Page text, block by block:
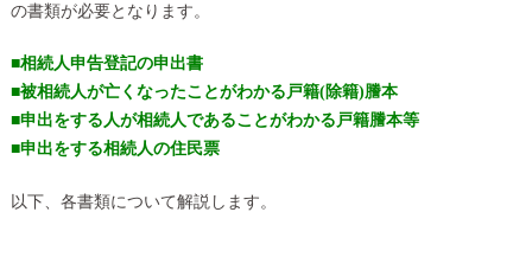
の書類が必要となります。
■相続人申告登記の申出書
■被相続人が亡くなったことがわかる戸籍(除籍)謄本
■申出をする人が相続人であることがわかる戸籍謄本等
■申出をする相続人の住民票
以下、各書類について解説します。